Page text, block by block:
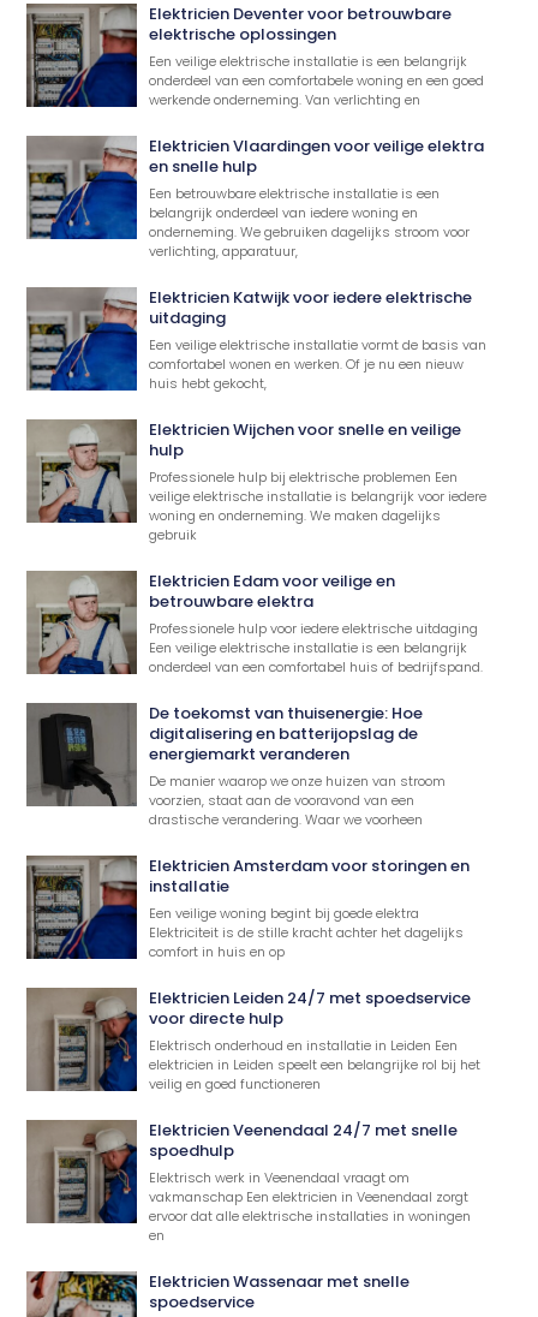
Elektricien Deventer voor betrouwbare
elektrische oplossingen
Een veilige elektrische installatie is een belangrijk
onderdeel van een comfortabele woning en een goed
werkende onderneming. Van verlichting en
Elektricien Vlaardingen voor veilige elektra
en snelle hulp
Een betrouwbare elektrische installatie is een
belangrijk onderdeel van iedere woning en
onderneming. We gebruiken dagelijks stroom voor
verlichting, apparatuur,
Elektricien Katwijk voor iedere elektrische
uitdaging
Een veilige elektrische installatie vormt de basis van
comfortabel wonen en werken. Of je nu een nieuw
huis hebt gekocht,
Elektricien Wijchen voor snelle en veilige
hulp
Professionele hulp bij elektrische problemen Een
veilige elektrische installatie is belangrijk voor iedere
woning en onderneming. We maken dagelijks
gebruik
Elektricien Edam voor veilige en
betrouwbare elektra
Professionele hulp voor iedere elektrische uitdaging
Een veilige elektrische installatie is een belangrijk
onderdeel van een comfortabel huis of bedrijfspand.
De toekomst van thuisenergie: Hoe
digitalisering en batterijopslag de
energiemarkt veranderen
De manier waarop we onze huizen van stroom
voorzien, staat aan de vooravond van een
drastische verandering. Waar we voorheen
Elektricien Amsterdam voor storingen en
installatie
Een veilige woning begint bij goede elektra
Elektriciteit is de stille kracht achter het dagelijks
comfort in huis en op
Elektricien Leiden 24/7 met spoedservice
voor directe hulp
Elektrisch onderhoud en installatie in Leiden Een
elektricien in Leiden speelt een belangrijke rol bij het
veilig en goed functioneren
Elektricien Veenendaal 24/7 met snelle
spoedhulp
Elektrisch werk in Veenendaal vraagt om
vakmanschap Een elektricien in Veenendaal zorgt
ervoor dat alle elektrische installaties in woningen
en
Elektricien Wassenaar met snelle
spoedservice